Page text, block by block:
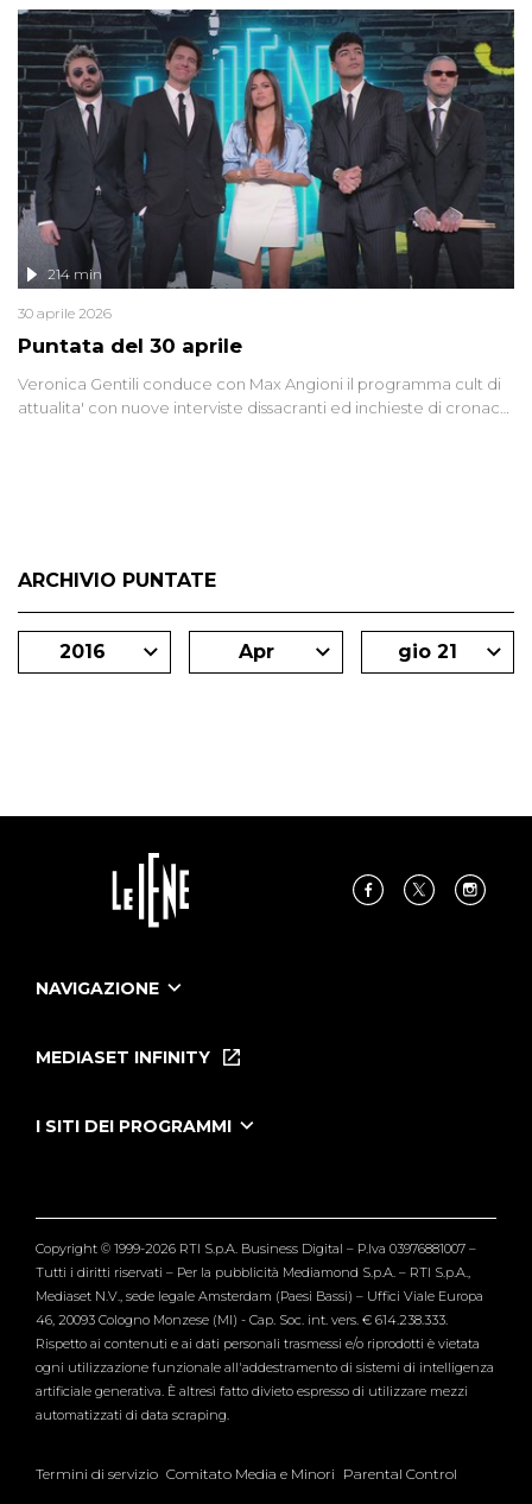
di settore - su quanto la guerra sia diventata una realtà pervasiva.
Anche se l'Italia non è direttamente coinvolta in conflitti armati, il
contesto globale rende impossibile considerarla un fenomeno
lontano.
Puntata del 30 aprile
214 min
30 aprile 2026
Veronica Gentili conduce con Max Angioni il programma cult di
attualita' con nuove interviste dissacranti ed inchieste di cronaca
ARCHIVIO PUNTATE
2016 Apr gio 21
NAVIGAZIONE
Le Iene Presentano Inside
Tutti i servizi
MEDIASET INFINITY
I SITI DEI PROGRAMMI
Verissimo
Copyright © 1999-2026 RTI S.p.A. Business Digital – P.Iva 03976881007 –
Tutti i diritti riservati – Per la pubblicità Mediamond S.p.A. – RTI S.p.A.,
Mediaset N.V., sede legale Amsterdam (Paesi Bassi) – Uffici Viale Europa
46, 20093 Cologno Monzese (MI) - Cap. Soc. int. vers. € 614.238.333.
Rispetto ai contenuti e ai dati personali trasmessi e/o riprodotti è vietata
ogni utilizzazione funzionale all'addestramento di sistemi di intelligenza
artificiale generativa. È altresì fatto divieto espresso di utilizzare mezzi
automatizzati di data scraping.
Termini di servizio Comitato Media e Minori Parental Control